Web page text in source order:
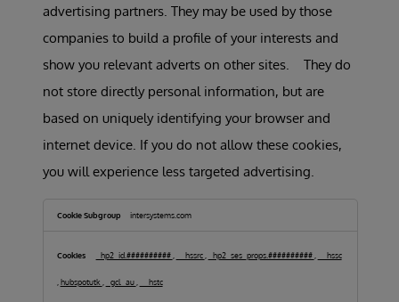
advertising partners. They may be used by those
companies to build a profile of your interests and
show you relevant adverts on other sites. They do
not store directly personal information, but are
based on uniquely identifying your browser and
internet device. If you do not allow these cookies,
you will experience less targeted advertising.
Cookies
intersystems.com
_hp2_id.########## __hssrc _hp2_ses_props.########## __hssc
hubspotutk _gcl_au __hstc